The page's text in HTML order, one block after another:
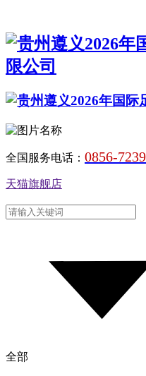
全国服务电话： 0856-
天猫旗舰店
全部